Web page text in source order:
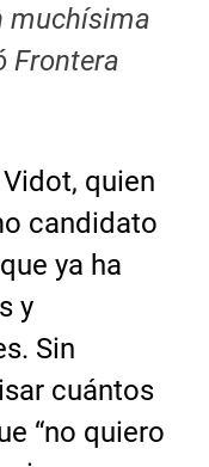
muchísima
Frontera
quien
candidato
ya ha
y
Sin
cuántos
“no quiero